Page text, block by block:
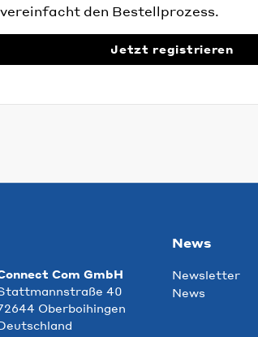
den Bestellprozess.
Jetzt registrieren
Com GmbH
40
Oberboihingen
News
Newsletter
News